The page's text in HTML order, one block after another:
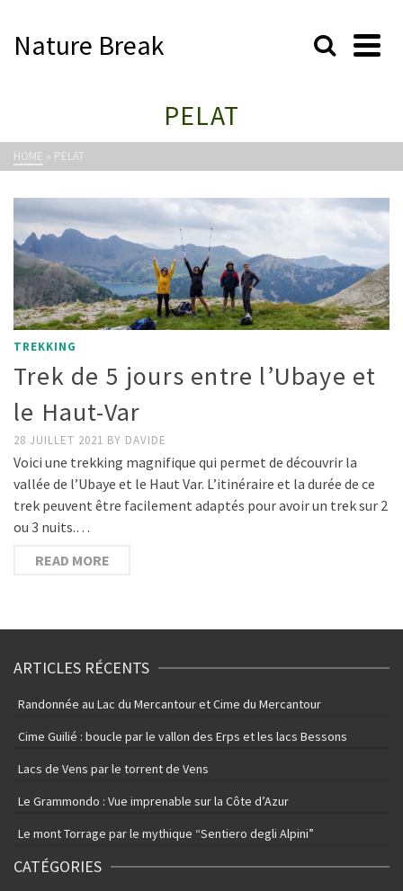
Nature Break
PELAT
HOME » PELAT
TREKKING
Trek de 5 jours entre l’Ubaye et
le Haut-Var
28 JUILLET 2021 BY DAVIDE
Voici une trekking magnifique qui permet de découvrir la
vallée de l’Ubaye et le Haut Var. L’itinéraire et la durée de ce
trek peuvent être facilement adaptés pour avoir un trek sur 2
ou 3 nuits.…
READ MORE
ARTICLES RÉCENTS
Randonnée au Lac du Mercantour et Cime du Mercantour
Cime Guilié : boucle par le vallon des Erps et les lacs Bessons
Lacs de Vens par le torrent de Vens
Le Grammondo : Vue imprenable sur la Côte d’Azur
Le mont Torrage par le mythique “Sentiero degli Alpini”
CATÉGORIES